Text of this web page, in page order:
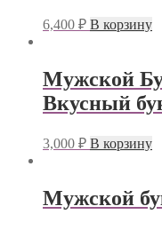
6,400 ₽ В корзину
Мужской
Вкусный
3,000 ₽ В корзину
Мужской